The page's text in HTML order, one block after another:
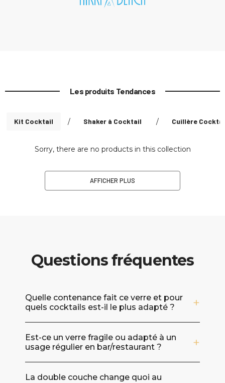
Les produits Tendances
Kit Cocktail / Shaker à Cocktail / Cuillère
Sorry, there are no products in this collection
AFFICHER PLUS
Questions fréquentes
Quelle contenance fait ce verre et pour
quels cocktails est-il le plus adapté ?
les cocktails courts et servis en petite
quantité : créations signatures, shooters
premium, dégustations, cocktails “mini” ou
présentations en duo. Son format met en
Est-ce un verre fragile ou adapté à un
usage régulier en bar/restaurant ?
paroi, pensée pour limiter la condensation et
La double couche change quoi au